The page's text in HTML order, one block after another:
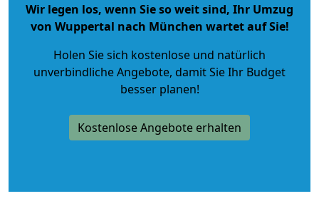
Wir legen los, wenn Sie so weit sind, Ihr Umzug
von Wuppertal nach München wartet auf Sie!
Holen Sie sich kostenlose und natürlich
unverbindliche Angebote, damit Sie Ihr Budget
besser planen!
Kostenlose Angebote erhalten